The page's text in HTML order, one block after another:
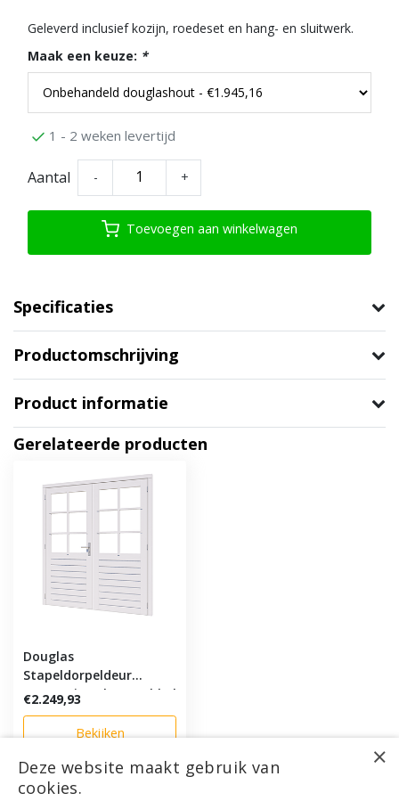
Geleverd inclusief kozijn, roedeset en hang- en sluitwerk.
Maak een keuze: *
1 - 2 weken levertijd
Aantal - +
Toevoegen aan winkelwagen
Specificaties
Productomschrijving
Product informatie
Gerelateerde producten
Douglas
Stapeldorpeldeur
zwart/wit Deluxe Dubbel
200x219cm
€2.249,93
Bekijken
×
Deze website maakt gebruik van
cookies.